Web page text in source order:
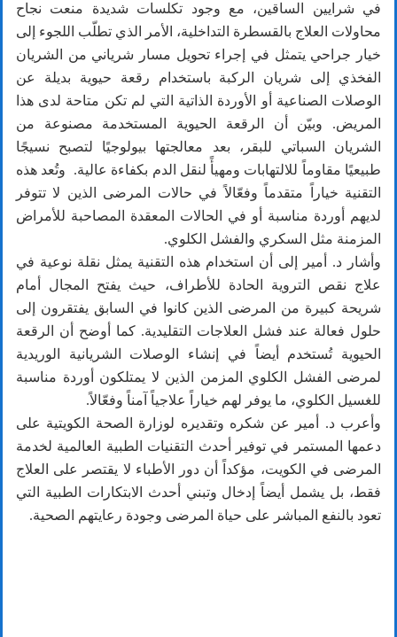
في شرايين الساقين، مع وجود تكلسات شديدة منعت نجاح
محاولات العلاج بالقسطرة التداخلية، الأمر الذي تطلّب اللجوء إلى
خيار جراحي يتمثل في إجراء تحويل مسار شرياني من الشريان
الفخذي إلى شريان الركبة باستخدام رقعة حيوية بديلة عن
الوصلات الصناعية أو الأوردة الذاتية التي لم تكن متاحة لدى هذا
المريض. وبيّن أن الرقعة الحيوية المستخدمة مصنوعة من
الشريان السباتي للبقر، بعد معالجتها بيولوجيًا لتصبح نسيجًا
طبيعيًا مقاوماً للالتهابات ومهيأً لنقل الدم بكفاءة عالية. وتُعد هذه
التقنية خياراً متقدماً وفعّالاً في حالات المرضى الذين لا تتوفر
لديهم أوردة مناسبة أو في الحالات المعقدة المصاحبة للأمراض
المزمنة مثل السكري والفشل الكلوي.
وأشار د. أمير إلى أن استخدام هذه التقنية يمثل نقلة نوعية في
علاج نقص التروية الحادة للأطراف، حيث يفتح المجال أمام
شريحة كبيرة من المرضى الذين كانوا في السابق يفتقرون إلى
حلول فعالة عند فشل العلاجات التقليدية. كما أوضح أن الرقعة
الحيوية تُستخدم أيضاً في إنشاء الوصلات الشريانية الوريدية
لمرضى الفشل الكلوي المزمن الذين لا يمتلكون أوردة مناسبة
للغسيل الكلوي، ما يوفر لهم خياراً علاجياً آمناً وفعّالاً.
وأعرب د. أمير عن شكره وتقديره لوزارة الصحة الكويتية على
دعمها المستمر في توفير أحدث التقنيات الطبية العالمية لخدمة
المرضى في الكويت، مؤكداً أن دور الأطباء لا يقتصر على العلاج
فقط، بل يشمل أيضاً إدخال وتبني أحدث الابتكارات الطبية التي
تعود بالنفع المباشر على حياة المرضى وجودة رعايتهم الصحية.